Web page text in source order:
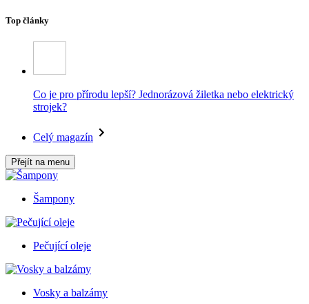
Top články
Co je pro přírodu lepší? Jednorázová žiletka nebo elektrický
strojek?
Celý magazín
Přejít na menu
Šampony
Pečující oleje
Vosky a balzámy